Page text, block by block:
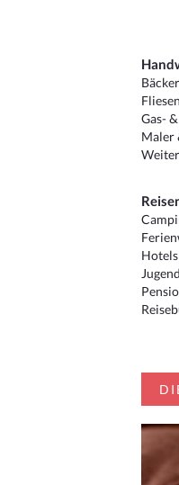
Gas-
Maler